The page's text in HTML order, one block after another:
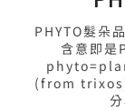
PHYTO髮朵
含意即是
(from